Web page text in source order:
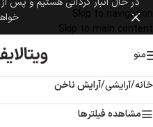
Skip to navigation
Skip to main content
منو
خانه/آرایشی/آرایش ناخن
مشاهده فیلترها